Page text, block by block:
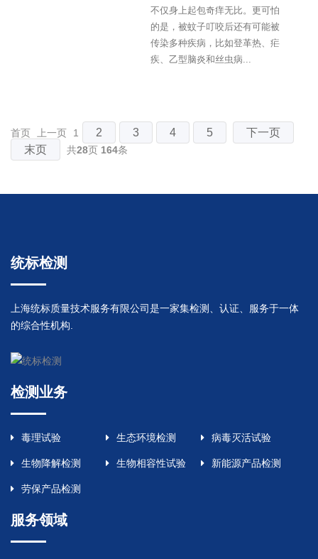
不仅身上起包奇痒无比。更可怕
的是，被蚊子叮咬后还有可能被
传染多种疾病，比如登革热、疟
疾、乙型脑炎和丝虫病...
首页 上一页 1 2 3 4 5
下一页
末页
共28页 164条
统标检测
上海统标质量技术服务有限公司是一家集检测、认证、服务于一体
的综合性机构.
检测业务
毒理试验 生态环境检测 病毒灭活试验
生物降解检测 生物相容性试验 新能源产品检测
劳保产品检测
服务领域